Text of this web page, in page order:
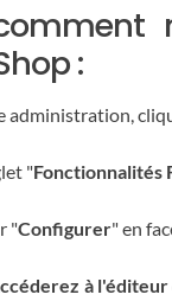
:
administration,
"Fonctionnalités
"Configurer" en
à